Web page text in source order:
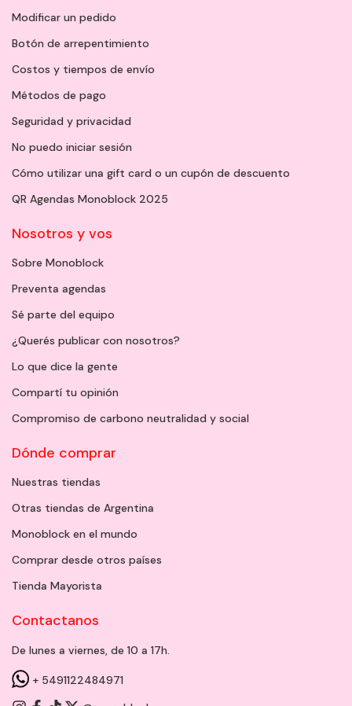
Modificar un pedido
Botón de arrepentimiento
Costos y tiempos de envío
Métodos de pago
Seguridad y privacidad
No puedo iniciar sesión
Cómo utilizar una gift card o un cupón de descuento
QR Agendas Monoblock 2025
Nosotros y vos
Sobre Monoblock
Preventa agendas
Sé parte del equipo
¿Querés publicar con nosotros?
Lo que dice la gente
Compartí tu opinión
Compromiso de carbono neutralidad y social
Dónde comprar
Nuestras tiendas
Otras tiendas de Argentina
Monoblock en el mundo
Comprar desde otros países
Tienda Mayorista
Contactanos
De lunes a viernes, de 10 a 17h.
+ 5491122484971